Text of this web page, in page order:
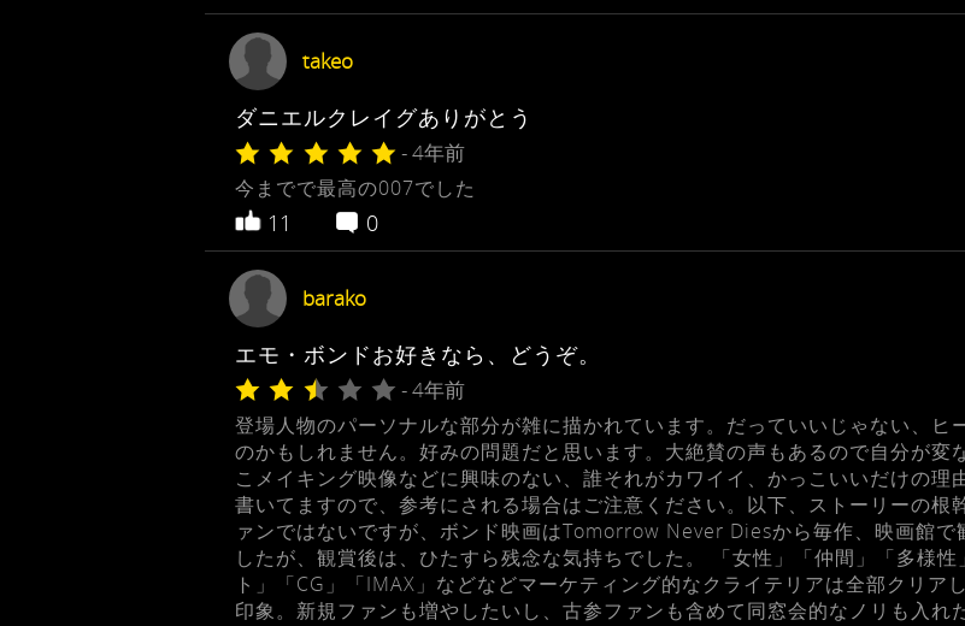
takeo
ダニエルクレイグありがとう
- 4年前
今までで最高の007でした
11 0
barako
エモ・ボンドお好きなら、どうぞ。
- 4年前
登場人物のパーソナルな部分が雑に描かれています。だっていいじゃない、
のかもしれません。好みの問題だと思います。大絶賛の声もあるので自分が変
こメイキング映像などに興味のない、誰それがカワイイ、かっこいいだけの
書いてますので、参考にされる場合はご注意ください。以下、ストーリーの根
ァンではないですが、ボンド映画はTomorrow Never Diesから毎作、映画館で
したが、観賞後は、ひたすら残念な気持ちでした。 「女性」「仲間」「多様
ト」「CG」「IMAX」などなどマーケティング的なクライテリアは全部クリア
印象。新規ファンも増やしたいし、古参ファンも含めて同窓会的なノリも入